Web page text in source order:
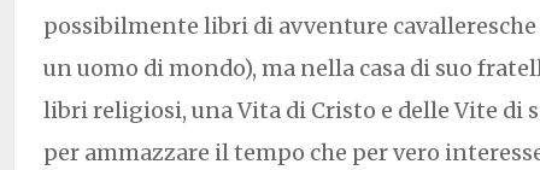
possibilmente libri di avventure
un uomo di mondo), ma nella casa di suo
libri religiosi, una Vita di Cristo e delle Vite di
per ammazzare il tempo che per vero